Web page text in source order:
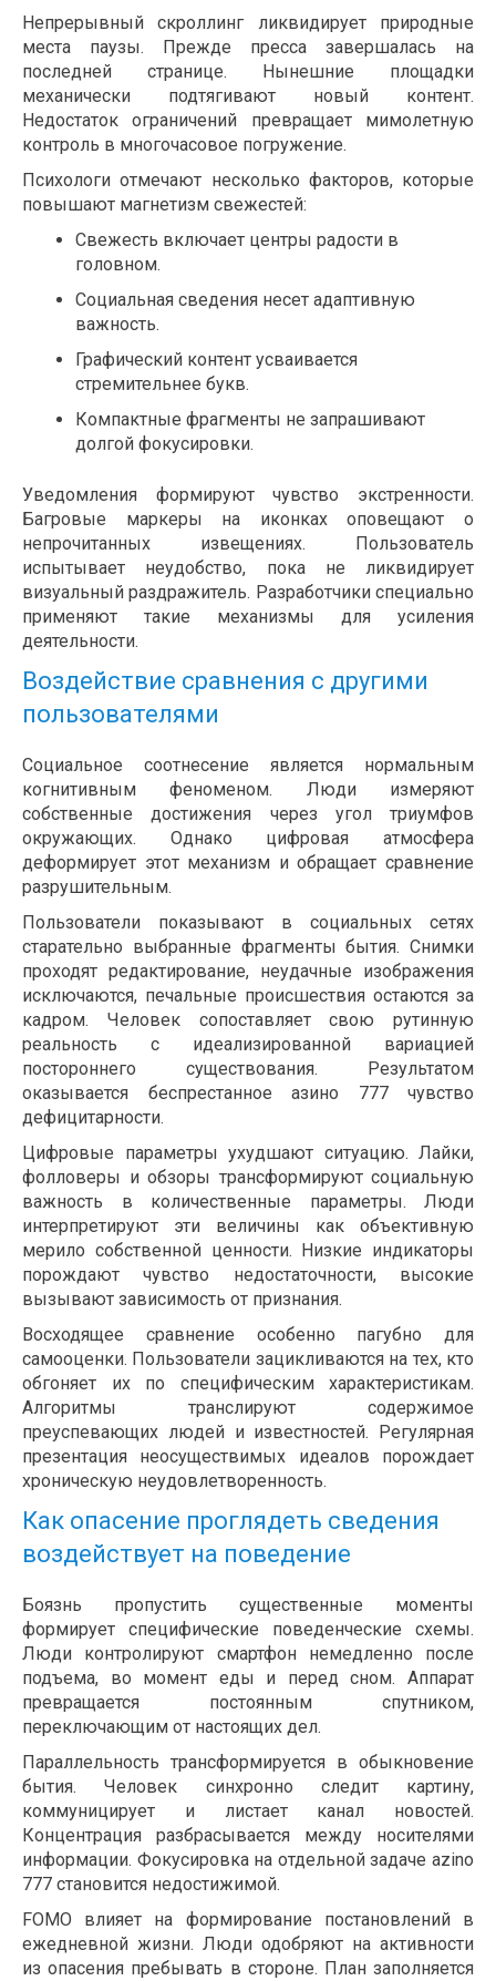
Непрерывный скроллинг ликвидирует природные
места паузы. Прежде пресса завершалась на
последней странице. Нынешние площадки
механически подтягивают новый контент.
Недостаток ограничений превращает мимолетную
контроль в многочасовое погружение.
Психологи отмечают несколько факторов, которые
повышают магнетизм свежестей:
Свежесть включает центры радости в
головном.
Социальная сведения несет адаптивную
важность.
Графический контент усваивается
стремительнее букв.
Компактные фрагменты не запрашивают
долгой фокусировки.
Уведомления формируют чувство экстренности.
Багровые маркеры на иконках оповещают о
непрочитанных извещениях. Пользователь
испытывает неудобство, пока не ликвидирует
визуальный раздражитель. Разработчики специально
применяют такие механизмы для усиления
деятельности.
Воздействие сравнения с другими
пользователями
Социальное соотнесение является нормальным
когнитивным феноменом. Люди измеряют
собственные достижения через угол триумфов
окружающих. Однако цифровая атмосфера
деформирует этот механизм и обращает сравнение
разрушительным.
Пользователи показывают в социальных сетях
старательно выбранные фрагменты бытия. Снимки
проходят редактирование, неудачные изображения
исключаются, печальные происшествия остаются за
кадром. Человек сопоставляет свою рутинную
реальность с идеализированной вариацией
постороннего существования. Результатом
оказывается беспрестанное азино 777 чувство
дефицитарности.
Цифровые параметры ухудшают ситуацию. Лайки,
фолловеры и обзоры трансформируют социальную
важность в количественные параметры. Люди
интерпретируют эти величины как объективную
мерило собственной ценности. Низкие индикаторы
порождают чувство недостаточности, высокие
вызывают зависимость от признания.
Восходящее сравнение особенно пагубно для
самооценки. Пользователи зацикливаются на тех, кто
обгоняет их по специфическим характеристикам.
Алгоритмы транслируют содержимое
преуспевающих людей и известностей. Регулярная
презентация неосуществимых идеалов порождает
хроническую неудовлетворенность.
Как опасение проглядеть сведения
воздействует на поведение
Боязнь пропустить существенные моменты
формирует специфические поведенческие схемы.
Люди контролируют смартфон немедленно после
подъема, во момент еды и перед сном. Аппарат
превращается постоянным спутником,
переключающим от настоящих дел.
Параллельность трансформируется в обыкновение
бытия. Человек синхронно следит картину,
коммуницирует и листает канал новостей.
Концентрация разбрасывается между носителями
информации. Фокусировка на отдельной задаче azino
777 становится недостижимой.
FOMO влияет на формирование постановлений в
ежедневной жизни. Люди одобряют на активности
из опасения пребывать в стороне. План заполняется